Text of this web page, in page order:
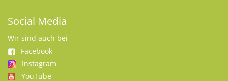
Social Media
Wir sind auch bei
Facebook
Instagram
YouTube